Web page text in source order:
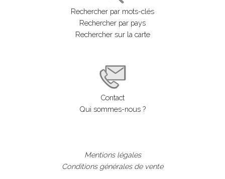
Rechercher par mots-clés
Rechercher par pays
Rechercher sur la carte
Contact
Qui sommes-nous ?
Mentions légales
Conditions générales de vente